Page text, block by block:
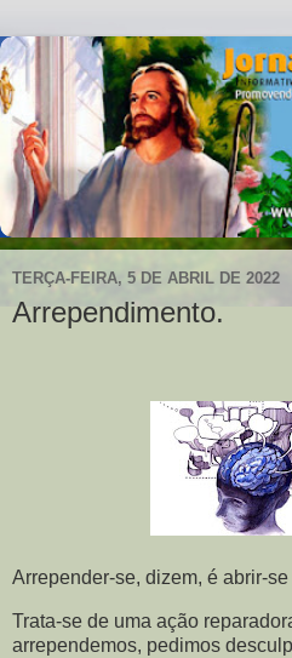
TERÇA-FEIRA, 5 DE ABRIL DE 2022
Arrependimento.
Arrepender-se, dizem, é abrir-
Trata-se de uma ação
arrependemos, pedimos